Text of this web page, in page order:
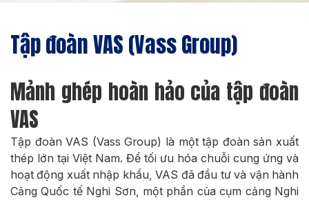
Tập đoàn VAS (Vass Group)
Mảnh ghép hoàn hảo của tập đoàn
VAS
Tập đoàn VAS (Vass Group) là một tập đoàn sản xuất
thép lớn tại Việt Nam. Để tối ưu hóa chuỗi cung ứng và
hoạt động xuất nhập khẩu, VAS đã đầu tư và vận hành
Cảng Quốc tế Nghi Sơn, một phần của cụm cảng Nghi